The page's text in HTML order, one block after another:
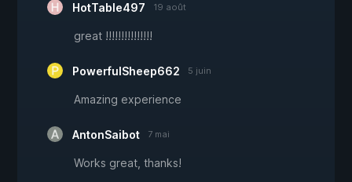
HotTable497 19 août
great !!!!!!!!!!!!!!!
PowerfulSheep662 5 juin
Amazing experience
AntonSaibot 7 mai
Works great, thanks!